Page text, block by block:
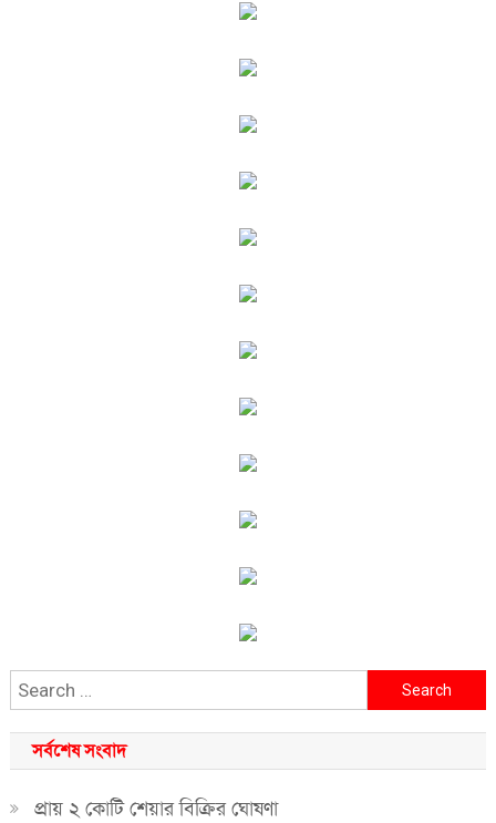
Search
for:
সর্বশেষ সংবাদ
প্রায় ২ কোটি শেয়ার বিক্রির ঘোষণা